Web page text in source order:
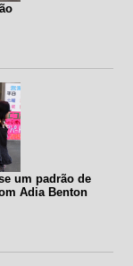
um padrão de
Adia Benton